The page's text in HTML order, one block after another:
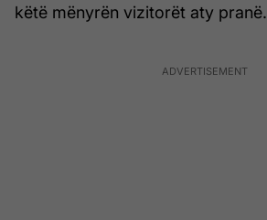
këtë mënyrën vizitorët aty pranë.